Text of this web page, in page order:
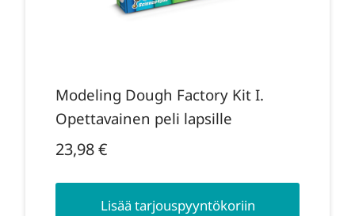
Modeling Dough Factory Kit I.
Opettavainen peli lapsille
23,98€
Lisää tarjouspyyntökoriin